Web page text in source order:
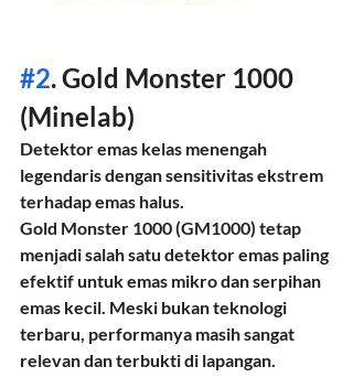
#2. Gold Monster 1000
(Minelab)
Detektor emas kelas menengah
legendaris dengan sensitivitas ekstrem
terhadap emas halus.
Gold Monster 1000 (GM1000) tetap
menjadi salah satu detektor emas paling
efektif untuk emas mikro dan serpihan
emas kecil. Meski bukan teknologi
terbaru, performanya masih sangat
relevan dan terbukti di lapangan.